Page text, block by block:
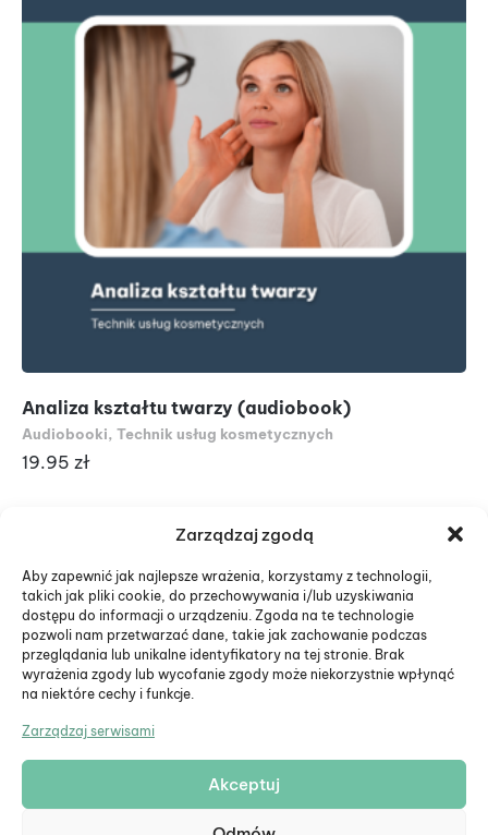
Zarządzaj zgodą
Aby zapewnić jak najlepsze wrażenia, korzystamy z technologii,
takich jak pliki cookie, do przechowywania i/lub uzyskiwania
dostępu do informacji o urządzeniu. Zgoda na te technologie
pozwoli nam przetwarzać dane, takie jak zachowanie podczas
przeglądania lub unikalne identyfikatory na tej stronie. Brak
wyrażenia zgody lub wycofanie zgody może niekorzystnie wpłynąć
na niektóre cechy i funkcje.
Zarządzaj serwisami
Akceptuj
Analiza kształtu twarzy (audiobook)
Audiobooki, Technik usług kosmetycznych
19.95 zł
© Eduiko. Wszystkie prawa zastrzeżone.